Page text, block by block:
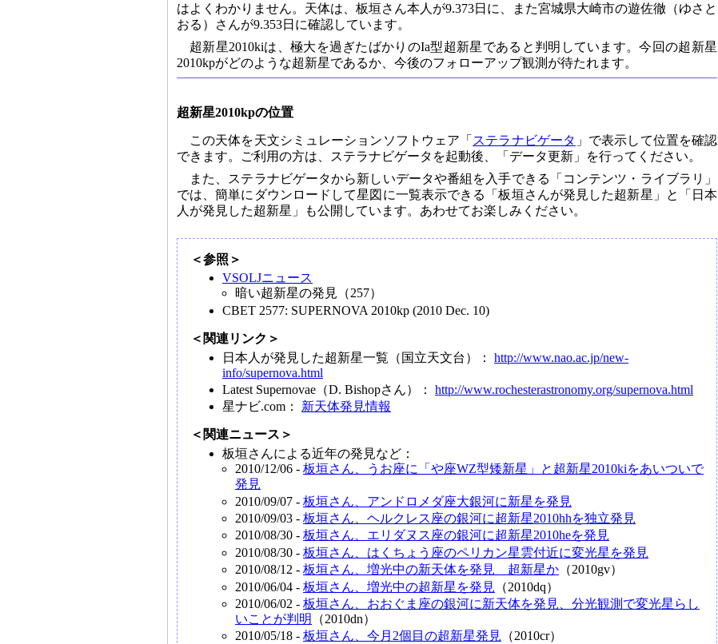
はよくわかりません。天体は、板垣さん本人が9.373日に、また宮城県大崎市の遊佐徹（ゆさと
おる）さんが9.353日に確認しています。
超新星2010kiは、極大を過ぎたばかりのIa型超新星であると判明しています。今回の超新星
2010kpがどのような超新星であるか、今後のフォローアップ観測が待たれます。
超新星2010kpの位置
この天体を天文シミュレーションソフトウェア「 ステラナビゲータ 」で表示して位置を確認
できます。ご利用の方は、ステラナビゲータを起動後、「データ更新」を行ってください。
また、ステラナビゲータから新しいデータや番組を入手できる「コンテンツ・ライブラリ」
では、簡単にダウンロードして星図に一覧表示できる「板垣さんが発見した超新星」と「日本
人が発見した超新星」も公開しています。あわせてお楽しみください。
＜参照＞
VSOLJニュース
暗い超新星の発見（257）
CBET 2577: SUPERNOVA 2010kp (2010 Dec. 10)
＜関連リンク＞
日本人が発見した超新星一覧（国立天文台）： http://www.nao.ac.jp/new-
info/supernova.html
Latest Supernovae（D. Bishopさん）： http://www.rochesterastronomy.org/supernova.html
星ナビ.com： 新天体発見情報
＜関連ニュース＞
板垣さんによる近年の発見など：
2010/12/06 - 板垣さん、うお座に「や座WZ型矮新星」と超新星2010kiをあいついで
発見
2010/09/07 - 板垣さん、アンドロメダ座大銀河に新星を発見
2010/09/03 - 板垣さん、ヘルクレス座の銀河に超新星2010hhを独立発見
2010/08/30 - 板垣さん、エリダヌス座の銀河に超新星2010heを発見
2010/08/30 - 板垣さん、はくちょう座のペリカン星雲付近に変光星を発見
2010/08/12 - 板垣さん、増光中の新天体を発見 超新星か （2010gv）
2010/06/04 - 板垣さん、増光中の超新星を発見 （2010dq）
2010/06/02 - 板垣さん、おおぐま座の銀河に新天体を発見、分光観測で変光星らし
いことが判明
（2010dn）
2010/05/18 - 板垣さん、今月2個目の超新星発見 （2010cr）